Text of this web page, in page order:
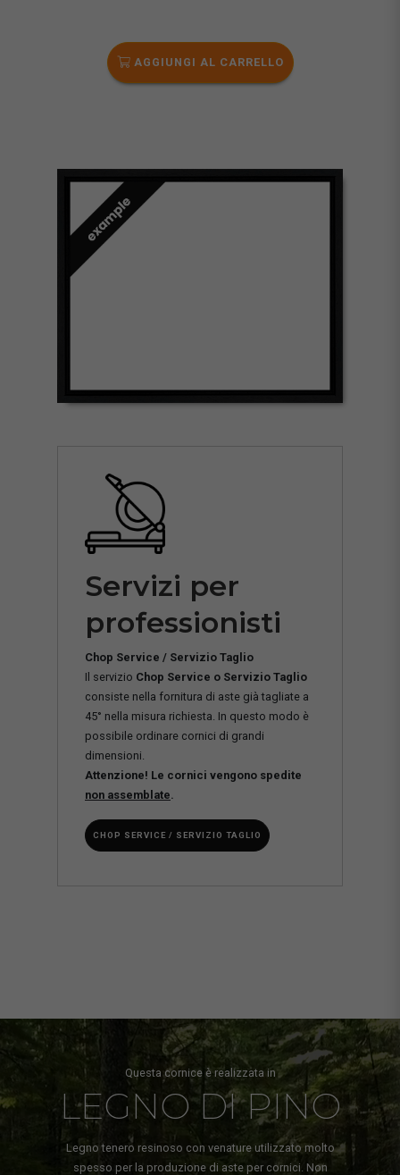
AGGIUNGI AL CARRELLO
Servizi per
professionisti
Chop Service / Servizio Taglio
Il servizio Chop Service o Servizio Taglio
consiste nella fornitura di aste già tagliate a
45° nella misura richiesta. In questo modo è
possibile ordinare cornici di grandi
dimensioni.
Attenzione! Le cornici vengono spedite
non assemblate
CHOP SERVICE / SERVIZIO TAGLIO
Questa cornice è realizzata in
LEGNO DI PINO
Legno tenero resinoso con venature utilizzato molto
spesso per la produzione di aste per cornici. Non